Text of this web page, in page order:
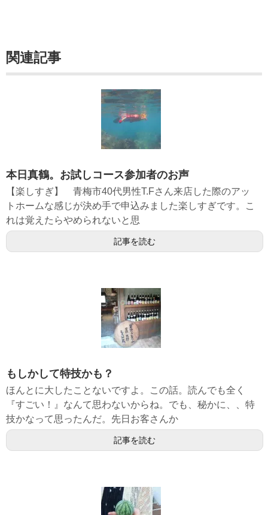
関連記事
本日真鶴。お試しコース参加者のお声
【楽しすぎ】 青梅市40代男性T.Fさん来店した際のアッ
トホームな感じが決め手で申込みました楽しすぎです。こ
れは覚えたらやめられないと思
記事を読む
もしかして特技かも？
ほんとに大したことないですよ。この話。読んでも全く
『すごい！』なんて思わないからね。でも、秘かに、、特
技かなって思ったんだ。先日お客さんか
記事を読む